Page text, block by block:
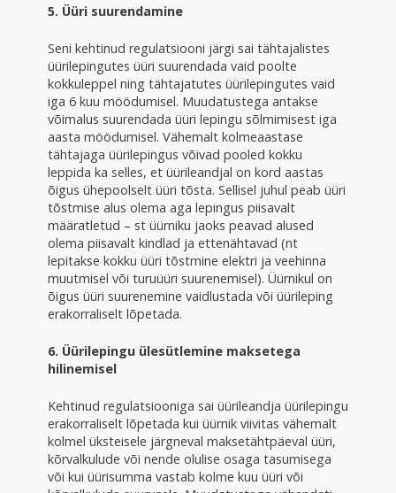
5. Üüri suurendamine
Seni kehtinud regulatsiooni järgi sai tähtajalistes
üürilepingutes üüri suurendada vaid poolte
kokkuleppel ning tähtajatutes üürilepingutes vaid
iga 6 kuu möödumisel. Muudatustega antakse
võimalus suurendada üüri lepingu sõlmimisest iga
aasta möödumisel. Vähemalt kolmeaastase
tähtajaga üürilepingus võivad pooled kokku
leppida ka selles, et üürileandjal on kord aastas
õigus ühepoolselt üüri tõsta. Sellisel juhul peab üüri
tõstmise alus olema aga lepingus piisavalt
määratletud – st üürniku jaoks peavad alused
olema piisavalt kindlad ja ettenähtavad (nt
lepitakse kokku üüri tõstmine elektri ja veehinna
muutmisel või turuüüri suurenemisel). Üürnikul on
õigus üüri suurenemine vaidlustada või üürileping
erakorraliselt lõpetada.
6. Üürilepingu ülesütlemine maksetega
hilinemisel
Kehtinud regulatsiooniga sai üürileandja üürilepingu
erakorraliselt lõpetada kui üürnik viivitas vähemalt
kolmel üksteisele järgneval maksetähtpäeval üüri,
kõrvalkulude või nende olulise osaga tasumisega
või kui üürisumma vastab kolme kuu üüri või